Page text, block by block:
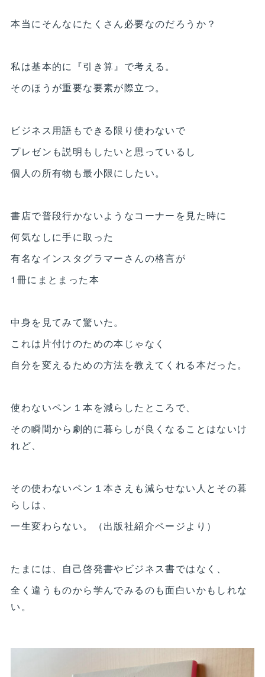
本当にそんなにたくさん必要なのだろうか？
私は基本的に『引き算』で考える。
そのほうが重要な要素が際立つ。
ビジネス用語もできる限り使わないで
プレゼンも説明もしたいと思っているし
個人の所有物も最小限にしたい。
書店で普段行かないようなコーナーを見た時に
何気なしに手に取った
有名なインスタグラマーさんの格言が
1冊にまとまった本
中身を見てみて驚いた。
これは片付けのための本じゃなく
自分を変えるための方法を教えてくれる本だった。
使わないペン１本を減らしたところで、
その瞬間から劇的に暮らしが良くなることはないけ
れど、
その使わないペン１本さえも減らせない人とその暮
らしは、
一生変わらない。（出版社紹介ページより）
たまには、自己啓発書やビジネス書ではなく、
全く違うものから学んでみるのも面白いかもしれな
い。